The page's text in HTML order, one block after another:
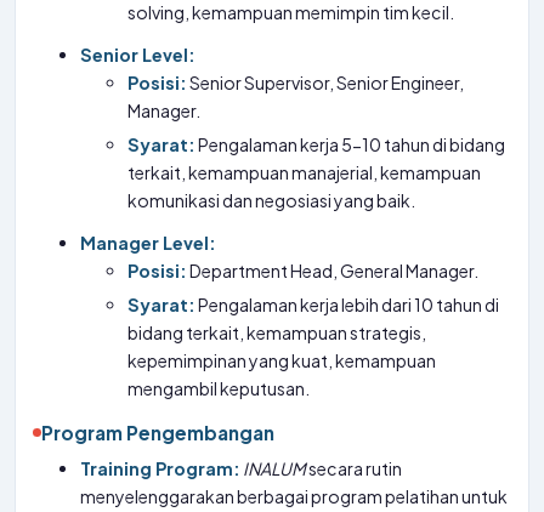
solving, kemampuan memimpin tim kecil.
Senior Level:
Posisi: Senior Supervisor, Senior Engineer,
Manager.
Syarat: Pengalaman kerja 5-10 tahun di bidang
terkait, kemampuan manajerial, kemampuan
komunikasi dan negosiasi yang baik.
Manager Level:
Posisi: Department Head, General Manager.
Syarat: Pengalaman kerja lebih dari 10 tahun di
bidang terkait, kemampuan strategis,
kepemimpinan yang kuat, kemampuan
mengambil keputusan.
Program Pengembangan
Training Program: INALUMsecara rutin
menyelenggarakan berbagai program pelatihan untuk